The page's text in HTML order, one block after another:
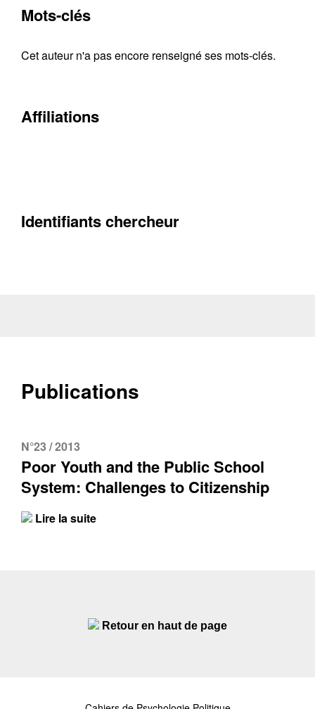
Mots-clés
Cet auteur n'a pas encore renseigné ses mots-clés.
Affiliations
Identifiants chercheur
Publications
N°23 / 2013
Poor Youth and the Public School
System: Challenges to Citizenship
Lire la suite
Contacter
Retour en haut de page